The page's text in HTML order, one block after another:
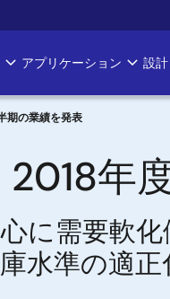
アプリケーション 設
期の業績を発表
年
に需要軟
水準の適